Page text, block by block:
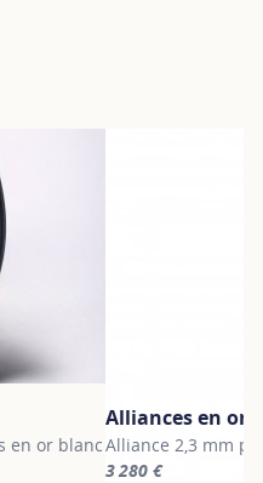
en or blanc
Alliances en or
Alliance 2,3 mm
3 280 €